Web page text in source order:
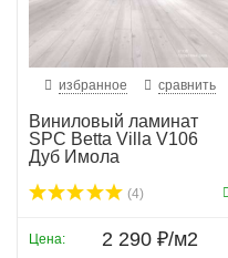
избранное сравнить
Виниловый ламинат
SPC Betta Villa V106
Дуб Имола
(4)
Цена: 2 290 ₽/м2